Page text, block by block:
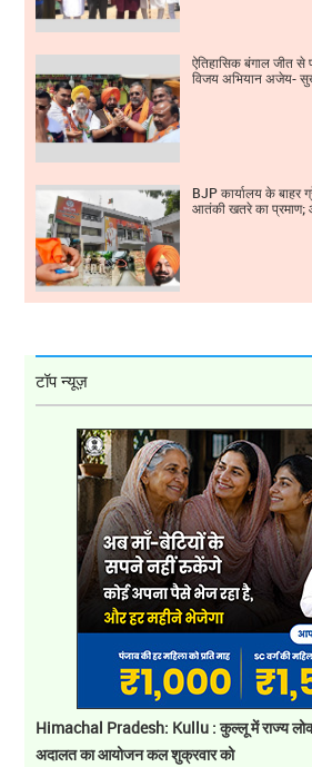
ऐतिहासिक बंगाल जीत से
विजय अभियान अजेय-
BJP कार्यालय के बाहर
आतंकी खतरे का प्रमाण;
टॉप न्यूज़
Himachal Pradesh: Kullu : कुल्लू में राज्य लोक
अदालत का आयोजन कल शुक्रवार को